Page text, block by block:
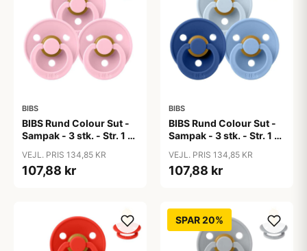
BIBS
BIBS Rund Colour Sut -
Sampak - 3 stk. - Str. 1 -
VEJL. PRIS 134,85 KR
107,88 kr
BIBS
BIBS Rund Colour Sut -
Sampak - 3 stk. - Str. 1 -
VEJL. PRIS 134,85 KR
107,88 kr
SPAR 20%